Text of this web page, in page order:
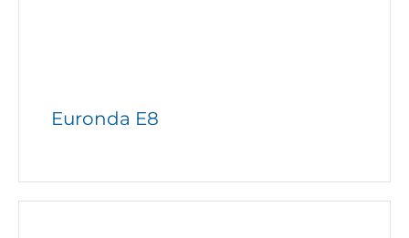
Euronda E8